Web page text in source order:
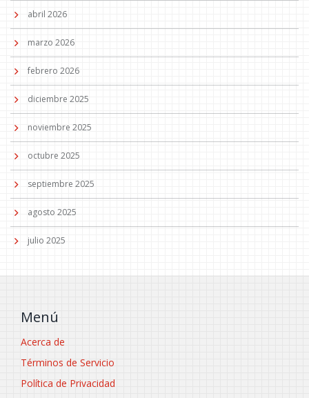
abril 2026
marzo 2026
febrero 2026
diciembre 2025
noviembre 2025
octubre 2025
septiembre 2025
agosto 2025
julio 2025
Menú
Acerca de
Términos de Servicio
Política de Privacidad